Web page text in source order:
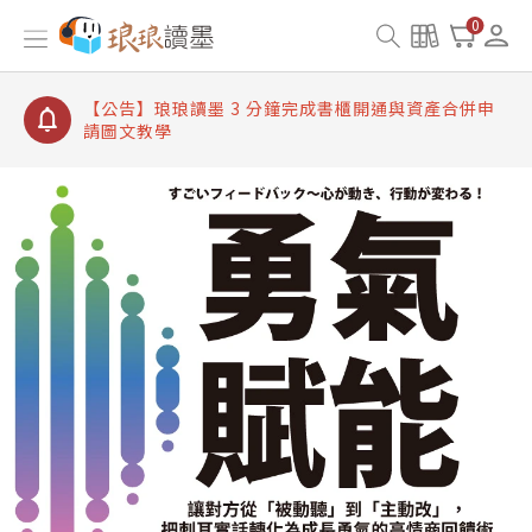
0
【公告】琅琅讀墨書櫃開通常見問題
【公告】琅琅讀墨 3 分鐘完成書櫃開通與資產合併申
【公告】琅琅書店服務升級重要說明及資產合併結果
查詢